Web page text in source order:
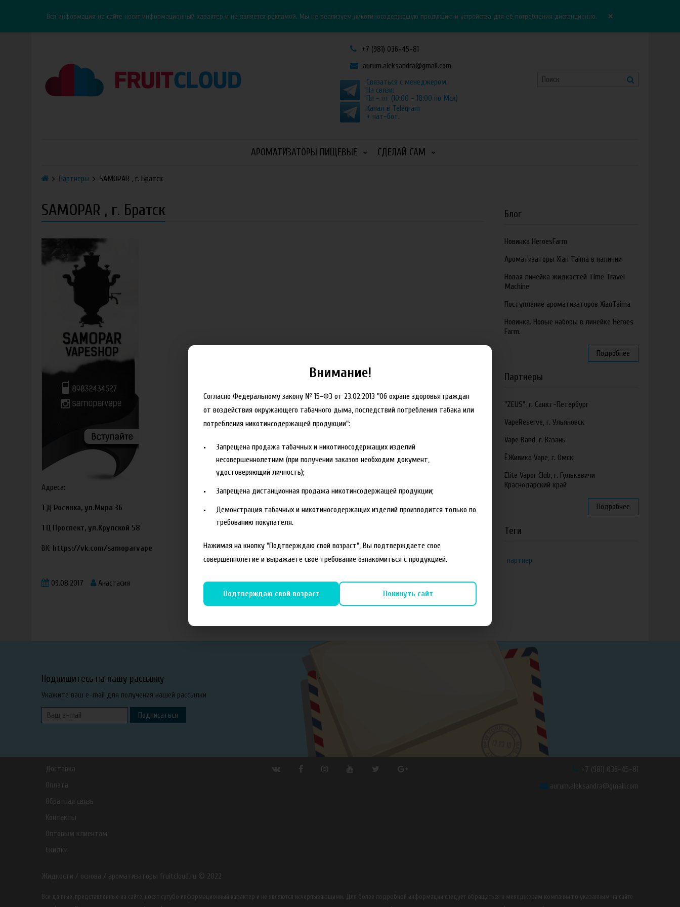
Вся информация на сайте носит информационный характер и не является рекламой. Мы не реализуем никотиносодержащую продукцию и устройства для её потребления дистанционно. ×
+7 (981) 036-45-81
aurum.aleksandra@gmail.com
Связаться с менеджером.
На связи:
Пн - пт (10:00 - 18:00 по Мск)
Канал в Telegram
+ чат-бот.
АРОМАТИЗАТОРЫ ПИЩЕВЫЕ СДЕЛАЙ САМ
Партнеры SAMOPAR , г. Братск
SAMOPAR , г. Братск
Адреса:
ТД Росинка, ул.Мира 36
ТЦ Проспект, ул.Крупской 58
ВК: https://vk.com/samoparvape
09.08.2017 Анастасия
Блог
Новинка HeroesFarm
Ароматизаторы Xian Taima в наличии
Новая линейка жидкостей Time Travel
Machine
Поступление ароматизаторов XianTaima
Новинка. Новые наборы в линейке Heroes
Farm.
Подробнее
Партнеры
"ZEUS", г. Санкт-Петербург
VapeReserve, г. Ульяновск
Vape Band, г. Казань
ЁЖивика Vape, г. Омск
Elite Vapor Club, г. Гулькевичи
Краснодарский край
Подробнее
Теги
партнер
Подпишитесь на нашу рассылку
Укажите ваш e-mail для получения нашей рассылки
Подписаться
Доставка
Оплата
Обратная связь
Контакты
Оптовым клиентам
Скидки
+7 (981) 036-45-81
aurum.aleksandra@gmail.com
Жидкости / основа / ароматизаторы fruitcloud.ru © 2022
Все данные, представленные на сайте, носят сугубо информационный характер и не являются исчерпывающими. Для более подробной информации следует обращаться к менеджерам компании по указанным на сайте
Внимание!
Согласно Федеральному закону № 15-ФЗ от 23.02.2013 "Об охране здоровья граждан
от воздействия окружающего табачного дыма, последствий потребления табака или
потребления никотинсодержащей продукции":
Запрещена продажа табачных и никотиносодержащих изделий
несовершеннолетним (при получении заказов необходим документ,
удостоверяющий личность);
Запрещена дистанционная продажа никотинсодержащей продукции;
Демонстрация табачных и никотиносодержащих изделий производится только по
требованию покупателя.
Нажимая на кнопку "Подтверждаю свой возраст", Вы подтверждаете свое
совершеннолетие и выражаете свое требование ознакомиться с продукцией.
Подтверждаю свой возраст Покинуть сайт